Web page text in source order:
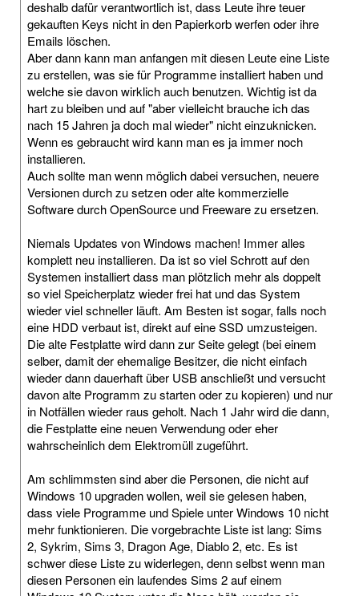
deshalb dafür verantwortlich ist, dass Leute ihre teuer
gekauften Keys nicht in den Papierkorb werfen oder ihre
Emails löschen.
Aber dann kann man anfangen mit diesen Leute eine Liste
zu erstellen, was sie für Programme installiert haben und
welche sie davon wirklich auch benutzen. Wichtig ist da
hart zu bleiben und auf "aber vielleicht brauche ich das
nach 15 Jahren ja doch mal wieder" nicht einzuknicken.
Wenn es gebraucht wird kann man es ja immer noch
installieren.
Auch sollte man wenn möglich dabei versuchen, neuere
Versionen durch zu setzen oder alte kommerzielle
Software durch OpenSource und Freeware zu ersetzen.
Niemals Updates von Windows machen! Immer alles
komplett neu installieren. Da ist so viel Schrott auf den
Systemen installiert dass man plötzlich mehr als doppelt
so viel Speicherplatz wieder frei hat und das System
wieder viel schneller läuft. Am Besten ist sogar, falls noch
eine HDD verbaut ist, direkt auf eine SSD umzusteigen.
Die alte Festplatte wird dann zur Seite gelegt (bei einem
selber, damit der ehemalige Besitzer, die nicht einfach
wieder dann dauerhaft über USB anschließt und versucht
davon alte Programm zu starten oder zu kopieren) und nur
in Notfällen wieder raus geholt. Nach 1 Jahr wird die dann,
die Festplatte eine neuen Verwendung oder eher
wahrscheinlich dem Elektromüll zugeführt.
Am schlimmsten sind aber die Personen, die nicht auf
Windows 10 upgraden wollen, weil sie gelesen haben,
dass viele Programme und Spiele unter Windows 10 nicht
mehr funktionieren. Die vorgebrachte Liste ist lang: Sims
2, Sykrim, Sims 3, Dragon Age, Diablo 2, etc. Es ist
schwer diese Liste zu widerlegen, denn selbst wenn man
diesen Personen ein laufendes Sims 2 auf einem